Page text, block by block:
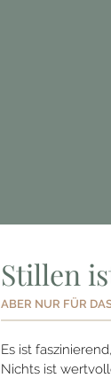
Stillen
ABER NUR FÜR
Es ist
Nichts ist